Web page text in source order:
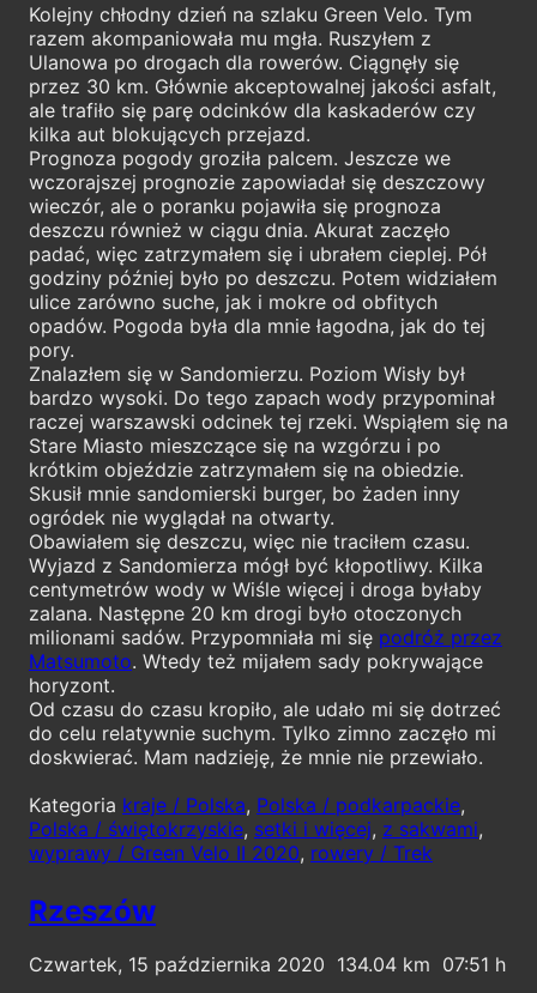
Kolejny chłodny dzień na szlaku Green Velo. Tym
razem akompaniowała mu mgła. Ruszyłem z
Ulanowa po drogach dla rowerów. Ciągnęły się
przez 30 km. Głównie akceptowalnej jakości asfalt,
ale trafiło się parę odcinków dla kaskaderów czy
kilka aut blokujących przejazd.
Prognoza pogody groziła palcem. Jeszcze we
wczorajszej prognozie zapowiadał się deszczowy
wieczór, ale o poranku pojawiła się prognoza
deszczu również w ciągu dnia. Akurat zaczęło
padać, więc zatrzymałem się i ubrałem cieplej. Pół
godziny później było po deszczu. Potem widziałem
ulice zarówno suche, jak i mokre od obfitych
opadów. Pogoda była dla mnie łagodna, jak do tej
pory.
Znalazłem się w Sandomierzu. Poziom Wisły był
bardzo wysoki. Do tego zapach wody przypominał
raczej warszawski odcinek tej rzeki. Wspiąłem się na
Stare Miasto mieszczące się na wzgórzu i po
krótkim objeździe zatrzymałem się na obiedzie.
Skusił mnie sandomierski burger, bo żaden inny
ogródek nie wyglądał na otwarty.
Obawiałem się deszczu, więc nie traciłem czasu.
Wyjazd z Sandomierza mógł być kłopotliwy. Kilka
centymetrów wody w Wiśle więcej i droga byłaby
zalana. Następne 20 km drogi było otoczonych
milionami sadów. Przypomniała mi się podróż przez
Matsumoto. Wtedy też mijałem sady pokrywające
horyzont.
Od czasu do czasu kropiło, ale udało mi się dotrzeć
do celu relatywnie suchym. Tylko zimno zaczęło mi
doskwierać. Mam nadzieję, że mnie nie przewiało.
Kategoria kraje / Polska, Polska / podkarpackie,
Polska / świętokrzyskie, setki i więcej, z sakwami,
wyprawy / Green Velo II 2020, rowery / Trek
Rzeszów
Czwartek, 15 października 2020 134.04
07:51